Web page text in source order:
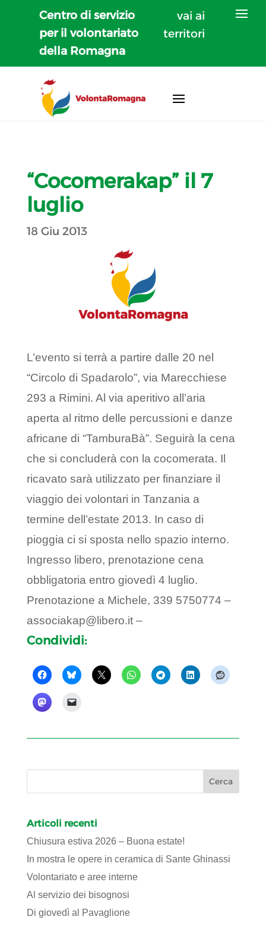
Centro di servizio
per il volontariato
della Romagna
vai ai
territori
“Cocomerakap” il 7
luglio
18 Giu 2013
L’evento si terrà a partire dalle 20 nel
“Circolo di Spadarolo”, via Marecchiese
293 a Rimini. Al via aperitivo all’aria
aperta al ritmo delle percussioni e danze
africane di “TamburaBà”. Seguirà la cena
che si concluderà con la cocomerata. Il
ricavato sarà utilizzato per finanziare il
viaggio dei volontari in Tanzania a
termine dell’estate 2013. In caso di
pioggia ci si sposta nello spazio interno.
Ingresso libero, prenotazione cena
obbligatoria entro giovedì 4 luglio.
Prenotazione a Michele, 339 5750774 –
associakap@libero.it –
Condividi:
Articoli recenti
Chiusura estiva 2026 – Buona estate!
In mostra le opere in ceramica di Sante Ghinassi
Volontariato e aree interne
Al servizio dei bisognosi
Di giovedì al Pavaglione